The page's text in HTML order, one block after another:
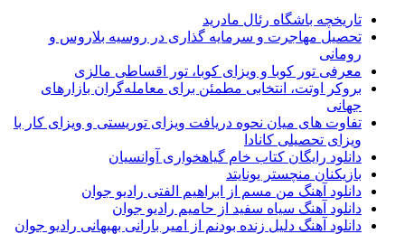
تاریخچه باشگاه رئال مادرید
تحصیل مهاجرت و سرمایه گذاری در روسیه بلاروس و
رومانی
معرفی تور کوبا و ویزای کوبا، تور اقساطی مالزی
بروکر اوتت، انتخابی مطمئن برای معامله‌گران بازارهای
جهانی
تفاوت های میان نحوه دریافت ویزای توریستی و ویزای کار با
ویزای تحصیلی کانادا
دانلود رایگان کتاب خام گیاهخواری آوانسیان
بازیکنان منچستر یونایتد
دانلود آهنگ من مسم از ابراهیم الفتی رادیو جوان
دانلود آهنگ سیاه سفید از حامیم رادیو جوان
دانلود آهنگ دلیل زنده بودنم از امیر بارانی بهبهانی رادیو جوان